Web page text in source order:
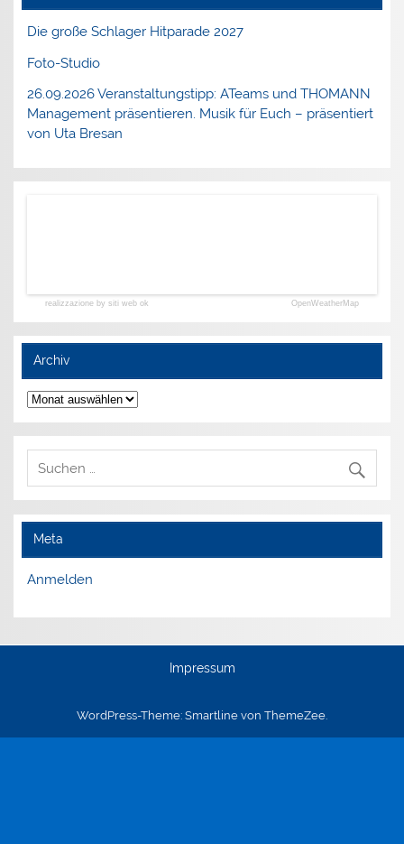
Die große Schlager Hitparade 2027
Foto-Studio
26.09.2026 Veranstaltungstipp: ATeams und THOMANN
Management präsentieren. Musik für Euch – präsentiert
von Uta Bresan
realizzazione by siti web ok OpenWeatherMap
Archiv
Archiv
Meta
Anmelden
Impressum
WordPress-Theme: Smartline von ThemeZee.